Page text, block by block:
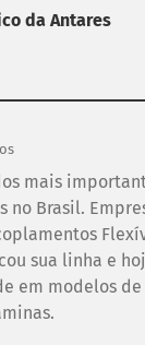
da Antares
mais
no Brasil.
sua linha e
em modelos de